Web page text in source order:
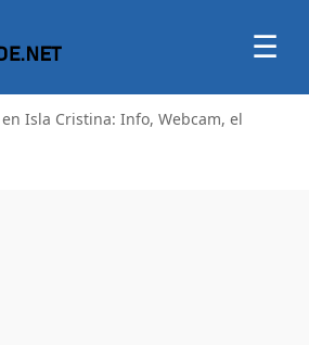
☰
en Isla Cristina: Info, Webcam, el